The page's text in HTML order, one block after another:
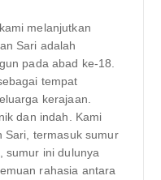
melanjutkan
Sari adalah
pada abad ke-18.
tempat
kerajaan.
dan indah. Kami
Sari, termasuk sumur
sumur ini dulunya
rahasia antara